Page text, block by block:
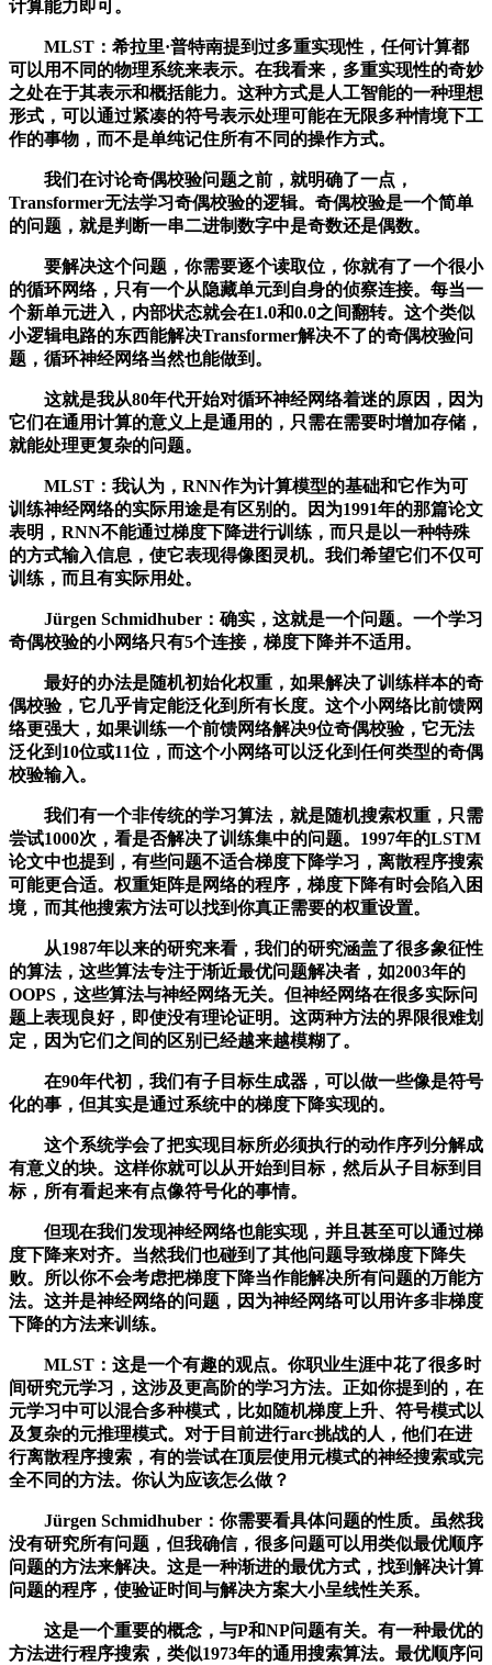
计算能力即可。
MLST：希拉里·普特南提到过多重实现性，任何计算都
可以用不同的物理系统来表示。在我看来，多重实现性的奇妙
之处在于其表示和概括能力。这种方式是人工智能的一种理想
形式，可以通过紧凑的符号表示处理可能在无限多种情境下工
作的事物，而不是单纯记住所有不同的操作方式。
我们在讨论奇偶校验问题之前，就明确了一点，
Transformer无法学习奇偶校验的逻辑。奇偶校验是一个简单
的问题，就是判断一串二进制数字中是奇数还是偶数。
要解决这个问题，你需要逐个读取位，你就有了一个很小
的循环网络，只有一个从隐藏单元到自身的侦察连接。每当一
个新单元进入，内部状态就会在1.0和0.0之间翻转。这个类似
小逻辑电路的东西能解决Transformer解决不了的奇偶校验问
题，循环神经网络当然也能做到。
这就是我从80年代开始对循环神经网络着迷的原因，因为
它们在通用计算的意义上是通用的，只需在需要时增加存储，
就能处理更复杂的问题。
MLST：我认为，RNN作为计算模型的基础和它作为可
训练神经网络的实际用途是有区别的。因为1991年的那篇论文
表明，RNN不能通过梯度下降进行训练，而只是以一种特殊
的方式输入信息，使它表现得像图灵机。我们希望它们不仅可
训练，而且有实际用处。
Jürgen Schmidhuber：确实，这就是一个问题。一个学习
奇偶校验的小网络只有5个连接，梯度下降并不适用。
最好的办法是随机初始化权重，如果解决了训练样本的奇
偶校验，它几乎肯定能泛化到所有长度。这个小网络比前馈网
络更强大，如果训练一个前馈网络解决9位奇偶校验，它无法
泛化到10位或11位，而这个小网络可以泛化到任何类型的奇偶
校验输入。
我们有一个非传统的学习算法，就是随机搜索权重，只需
尝试1000次，看是否解决了训练集中的问题。1997年的LSTM
论文中也提到，有些问题不适合梯度下降学习，离散程序搜索
可能更合适。权重矩阵是网络的程序，梯度下降有时会陷入困
境，而其他搜索方法可以找到你真正需要的权重设置。
从1987年以来的研究来看，我们的研究涵盖了很多象征性
的算法，这些算法专注于渐近最优问题解决者，如2003年的
OOPS，这些算法与神经网络无关。但神经网络在很多实际问
题上表现良好，即使没有理论证明。这两种方法的界限很难划
定，因为它们之间的区别已经越来越模糊了。
在90年代初，我们有子目标生成器，可以做一些像是符号
化的事，但其实是通过系统中的梯度下降实现的。
这个系统学会了把实现目标所必须执行的动作序列分解成
有意义的块。这样你就可以从开始到目标，然后从子目标到目
标，所有看起来有点像符号化的事情。
但现在我们发现神经网络也能实现，并且甚至可以通过梯
度下降来对齐。当然我们也碰到了其他问题导致梯度下降失
败。所以你不会考虑把梯度下降当作能解决所有问题的万能方
法。这并是神经网络的问题，因为神经网络可以用许多非梯度
下降的方法来训练。
MLST：这是一个有趣的观点。你职业生涯中花了很多时
间研究元学习，这涉及更高阶的学习方法。正如你提到的，在
元学习中可以混合多种模式，比如随机梯度上升、符号模式以
及复杂的元推理模式。对于目前进行arc挑战的人，他们在进
行离散程序搜索，有的尝试在顶层使用元模式的神经搜索或完
全不同的方法。你认为应该怎么做？
Jürgen Schmidhuber：你需要看具体问题的性质。虽然我
没有研究所有问题，但我确信，很多问题可以用类似最优顺序
问题的方法来解决。这是一种渐进的最优方式，找到解决计算
问题的程序，使验证时间与解决方案大小呈线性关系。
这是一个重要的概念，与P和NP问题有关。有一种最优的
方法进行程序搜索，类似1973年的通用搜索算法。最优顺序问